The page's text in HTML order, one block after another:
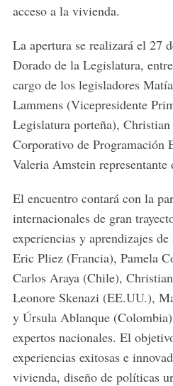
acceso a la vivienda.
La apertura se realizará el 27
Dorado de la Legislatura,
cargo de los legisladores
Lammens (Vicepresidente
Legislatura porteña),
Corporativo de Programación
Valeria Amstein
El encuentro contará con la
internacionales de gran
experiencias y aprendizajes
Eric Pliez (Francia), Pamela
Carlos Araya (Chile),
Leonore Skenazi (EE.UU.),
y Úrsula Ablanque
expertos nacionales. El
experiencias exitosas e
vivienda, diseño de políticas